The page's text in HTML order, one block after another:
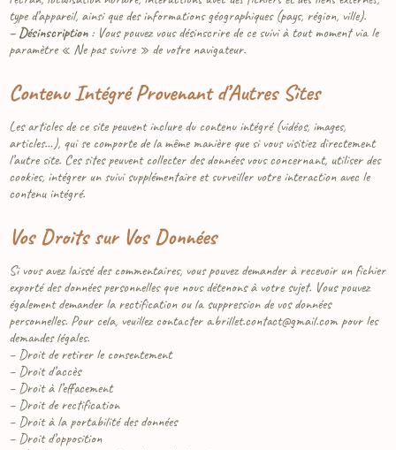
type d’appareil, ainsi que des informations géographiques (pays, région, ville).
– Désinscription: Vous pouvez vous désinscrire de ce suivi à tout moment via le
paramètre « Ne pas suivre » de votre navigateur.
Contenu Intégré Provenant d’Autres Sites
Les articles de ce site peuvent inclure du contenu intégré (vidéos, images,
articles…), qui se comporte de la même manière que si vous visitiez directement
l’autre site. Ces sites peuvent collecter des données vous concernant, utiliser des
cookies, intégrer un suivi supplémentaire et surveiller votre interaction avec le
contenu intégré.
Vos Droits sur Vos Données
Si vous avez laissé des commentaires, vous pouvez demander à recevoir un fichier
exporté des données personnelles que nous détenons à votre sujet. Vous pouvez
également demander la rectification ou la suppression de vos données
personnelles. Pour cela, veuillez contacter a.brillet.contact@gmail.com pour les
demandes légales.
– Droit de retirer le consentement
– Droit d’accès
– Droit à l’effacement
– Droit de rectification
– Droit à la portabilité des données
– Droit d’opposition